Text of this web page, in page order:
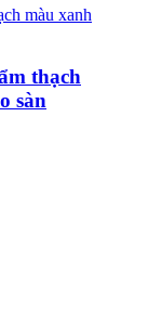
thạch
sàn